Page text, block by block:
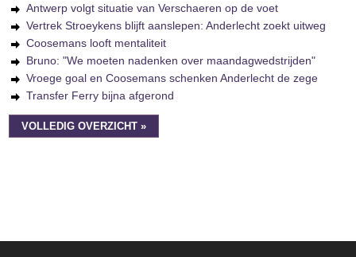
Antwerp volgt situatie van Verschaeren op de voet
Vertrek Stroeykens blijft aanslepen: Anderlecht zoekt uitweg
Coosemans looft mentaliteit
Bruno: "We moeten nadenken over maandagwedstrijden"
Vroege goal en Coosemans schenken Anderlecht de zege
Transfer Ferry bijna afgerond
VOLLEDIG OVERZICHT »